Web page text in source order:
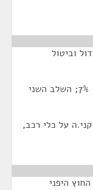
וביטול
על ידי הורדת שיעור המס עליו מ- 14% ל- 7%; השלב השני
על כלי רכב,
היפני